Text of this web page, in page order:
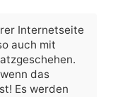
Internetseite
auch mit
das
Es werden